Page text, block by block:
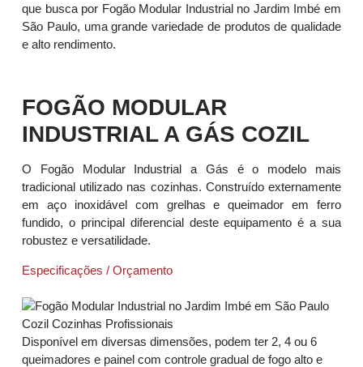
que busca por Fogão Modular Industrial no Jardim Imbé em
São Paulo, uma grande variedade de produtos de qualidade
e alto rendimento.
FOGÃO MODULAR
INDUSTRIAL A GÁS COZIL
O Fogão Modular Industrial a Gás é o modelo mais
tradicional utilizado nas cozinhas. Construído externamente
em aço inoxidável com grelhas e queimador em ferro
fundido, o principal diferencial deste equipamento é a sua
robustez e versatilidade.
Especificações / Orçamento
Disponível em diversas dimensões, podem ter 2, 4 ou 6
queimadores e painel com controle gradual de fogo alto e